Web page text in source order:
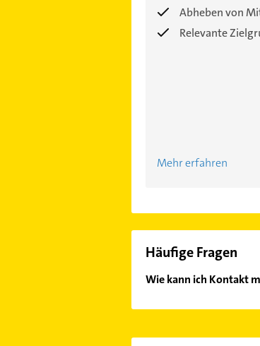
Abheben von
Relevante
Mehr erfahren
Häufige Fragen
Wie kann ich Kontakt